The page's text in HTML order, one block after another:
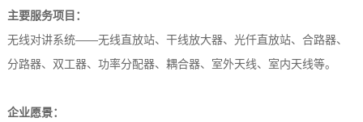
主要服务项目：
无线对讲系统——无线直放站、干线放大器、光仟直放站、合路器、
分路器、双工器、功率分配器、耦合器、室外天线、室内天线等。
企业愿景：